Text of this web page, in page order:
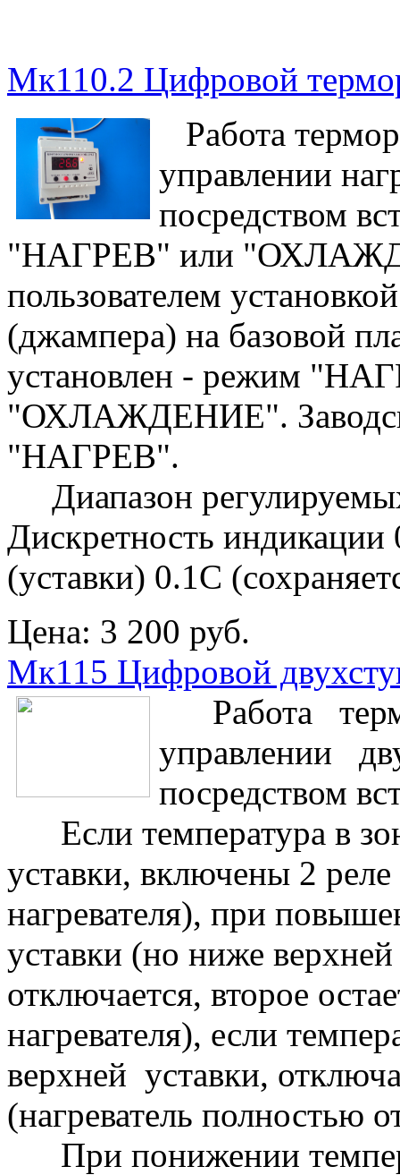
Мк110.2 Цифровой
Работа
управлении
посредством
"НАГРЕВ" или
пользователем
(джампера) на базовой
установлен - режим
"ОХЛАЖДЕНИЕ".
"НАГРЕВ".
Диапазон
Дискретность индикации
(уставки) 0.1С
Цена: 3 200 руб.
Мк115 Цифровой
Работа
управлении
посредством
Если температура в
уставки, включены 2 реле
нагревателя), при
уставки (но ниже
отключается, второе
нагревателя), если
верхней уставки,
(нагреватель полностью
При понижении